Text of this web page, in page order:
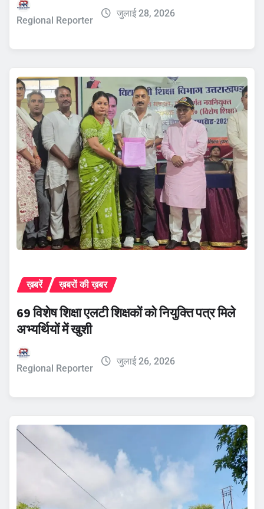
Regional Reporter
जुलाई 28, 2026
ख़बरें ख़बरों की ख़बर
69 विशेष शिक्षा एलटी शिक्षकों को नियुक्ति पत्र मिले
अभ्यर्थियों में खुशी
Regional Reporter
जुलाई 26, 2026